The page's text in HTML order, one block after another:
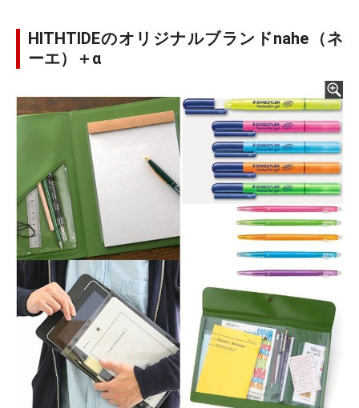
HITHTIDEのオリジナルブランドnahe（ネ
ーエ）＋α